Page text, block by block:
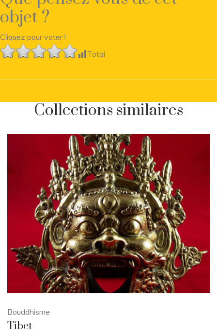
objet ?
Cliquez pour voter !
Total
Collections similaires
Bouddhisme
Tibet